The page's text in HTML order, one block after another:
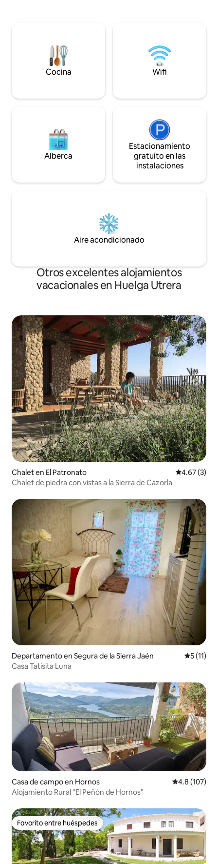
petición de clave.
Cocina Wifi
Alberca
Estacionamiento
gratuito en las
instalaciones
Aire acondicionado
Otros excelentes alojamientos
vacacionales en Huelga Utrera
Chalet en El Patronato Calificación
4.67 (3)
Chalet de piedra con vistas a la Sierra de Cazorla
Departamento en Segura de la Sierra Jaén
5 (11)
Casa Tatisita Luna
Casa de campo en Hornos Calificación
4.8 (107)
Alojamiento Rural "El Peñón de Hornos"
Favorito entre huéspedes
Favorito entre huéspedes